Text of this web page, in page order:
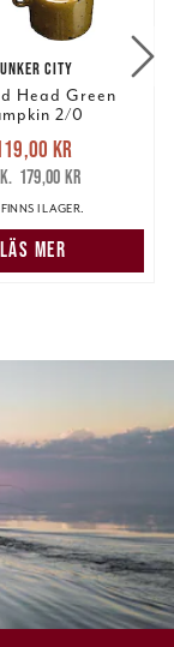
CITY
Head Green
2/0
pris
krTidigare pris
kr
kr
179,00 kr
FINNS I LAGER.
LÄS MER